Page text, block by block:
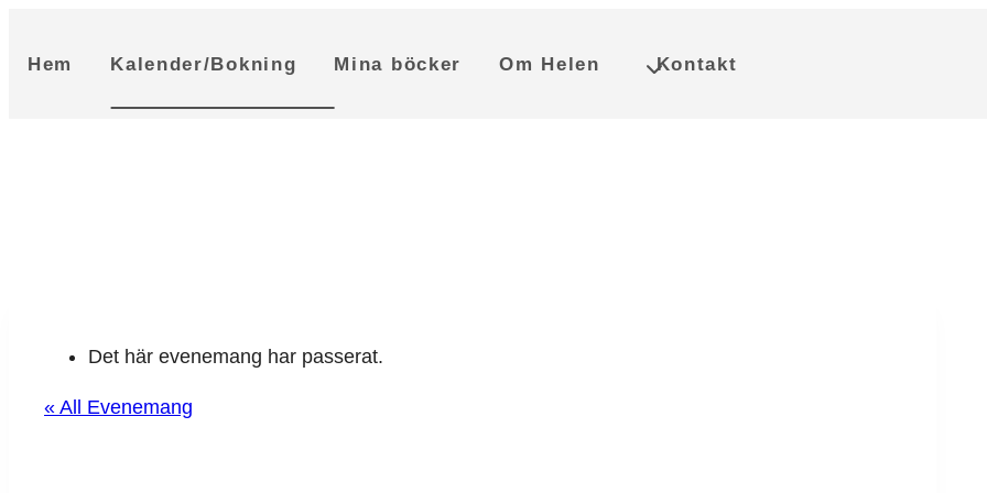
Hem Kalender/Bokning Mina böcker Om Helen Kontakt
Det här evenemang har passerat.
« All Evenemang